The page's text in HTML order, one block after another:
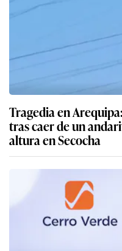
Tragedia en
tras caer de un
altura en Secocha